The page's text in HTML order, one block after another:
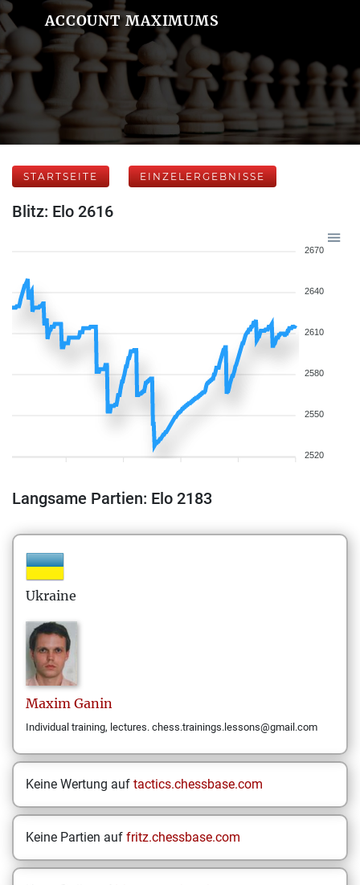
ACCOUNT MAXIMUMS
STARTSEITE EINZELERGEBNISSE
Blitz: Elo 2616
2670
2640
2610
2580
2550
2520
Langsame Partien: Elo 2183
Ukraine
Maxim Ganin
Individual training, lectures. chess.trainings.lessons@gmail.com
Keine Wertung auf tactics.chessbase.com
Keine Partien auf fritz.chessbase.com